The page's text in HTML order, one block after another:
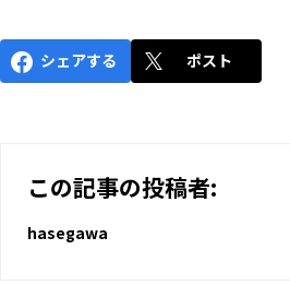
シェアする ポスト
この記事の投稿者:
hasegawa